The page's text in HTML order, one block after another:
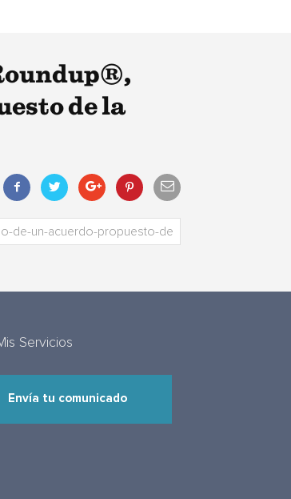
de la
Servicios
Envía tu comunicado